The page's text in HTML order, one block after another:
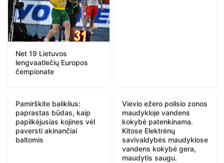
Net 19 Lietuvos
lengvaatlečių Europos
čempionate
Pamirškite baliklius:
paprastas būdas, kaip
papilkėjusias kojines vėl
paversti akinančiai
baltomis
Vievio ežero poilsio zonos
maudykloje vandens
kokybė patenkinama.
Kitose Elektrėnų
savivaldybės maudyklose
vandens kokybė gera,
maudytis saugu.